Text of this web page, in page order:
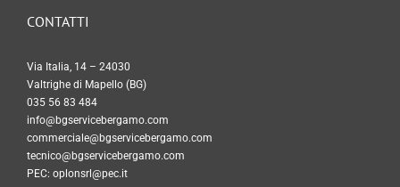
CONTATTI
Via Italia, 14 – 24030
Valtrighe di Mapello (BG)
035 56 83 484
info@bgservicebergamo.com
commerciale@bgservicebergamo.com
tecnico@bgservicebergamo.com
PEC: oplonsrl@pec.it